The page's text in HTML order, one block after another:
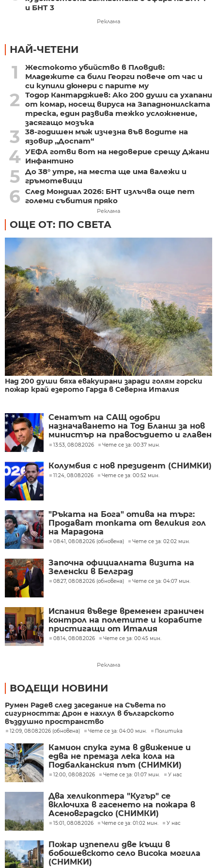
и БНТ 3
Реклама
НАЙ-ЧЕТЕНИ
1
Жестокото убийство в Пловдив:
Младежите са били Георги повече от час и
си купили дюнери с парите му
2
Тодор Кантарджиев: Ако 200 души са ухапани
от комар, носещ вируса на Западнонилската
треска, един развива тежко усложнение,
засягащо мозъка
3
38-годишен мъж изчезна във водите на
язовир „Доспат“
4 УЕФА готви вот на недоверие срещу Джани
Инфантино
5 До 38° утре, на места ще има валежи и
гръмотевици
6 След Мондиал 2026: БНТ излъчва още пет
големи събития пряко
Реклама
ОЩЕ ОТ: ПО СВЕТА
Над 200 души бяха евакуирани заради голям горски
пожар край езерото Гарда в Северна Италия
Сенатът на САЩ одобри
назначаването на Тод Бланш за нов
министър на правосъдието и главен
прокурор
13:53, 08.08.2026 Чете се за: 00:37 мин.
Колумбия с нов президент (СНИМКИ)
11:24, 08.08.2026 Чете се за: 00:52 мин.
"Ръката на Бога" отива на търг:
Продават топката от великия гол
на Марадона
08:41, 08.08.2026 (обновена) Чете се за: 02:02 мин.
Започна официалната визита на
Зеленски в Белград
08:27, 08.08.2026 (обновена) Чете се за: 04:07 мин.
Испания въведе временен граничен
контрол на полетите и корабите
пристигащи от Италия
08:14, 08.08.2026 Чете се за: 00:45 мин.
Реклама
ВОДЕЩИ НОВИНИ
Румен Радев след заседание на Съвета по
сигурността: Дрон е нахлул в българското
въздушно пространство
12:09, 08.08.2026 (обновена) Чете се за: 04:00 мин. Политика
Камион спука гума в движение и
едва не премаза лека кола на
Подбалканския път (СНИМКИ)
12:00, 08.08.2026 Чете се за: 01:07 мин. У нас
Два хеликоптера "Кугър" се
включиха в гасенето на пожара в
Асеновградско (СНИМКИ)
15:01, 08.08.2026 Чете се за: 01:02 мин. У нас
Пожар изпепели две къщи в
бобошевското село Висока могила
(СНИМКИ)